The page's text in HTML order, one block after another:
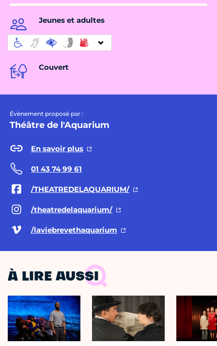
Jeunes et adultes
Couvert
Évènement proposé par :
Théâtre de l'Aquarium
En savoir plus
01 43 74 99 61
/THEATREDELAQUARIUM/
/theatredelaquarium/
/laviebrevethaquarium
À LIRE AUSSI